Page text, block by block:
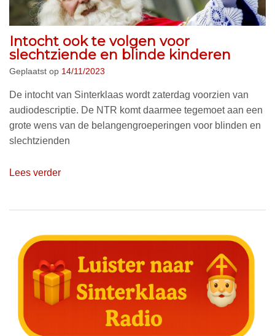
Intocht ook te volgen voor
slechtziende en blinde kinderen
Geplaatst op 14/11/2023
De intocht van Sinterklaas wordt zaterdag voorzien van
audiodescriptie. De NTR komt daarmee tegemoet aan een
grote wens van de belangengroeperingen voor blinden en
slechtzienden
Lees verder